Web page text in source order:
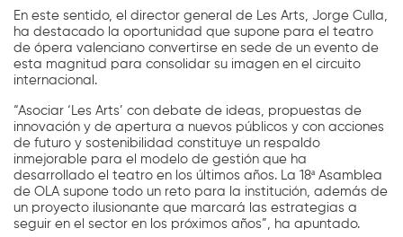
En este sentido, el director general de Les Arts, Jorge Culla,
ha destacado la oportunidad que supone para el teatro
de ópera valenciano convertirse en sede de un evento de
esta magnitud para consolidar su imagen en el circuito
internacional.
“Asociar ‘Les Arts’ con debate de ideas, propuestas de
innovación y de apertura a nuevos públicos y con acciones
de futuro y sostenibilidad constituye un respaldo
inmejorable para el modelo de gestión que ha
desarrollado el teatro en los últimos años. La 18ª Asamblea
de OLA supone todo un reto para la institución, además de
un proyecto ilusionante que marcará las estrategias a
seguir en el sector en los próximos años”, ha apuntado.